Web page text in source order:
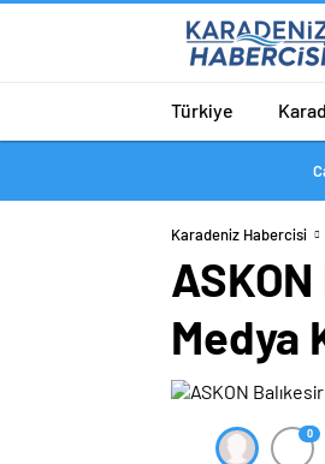
Türkiye
Karadeniz Habercisi
Medya
0